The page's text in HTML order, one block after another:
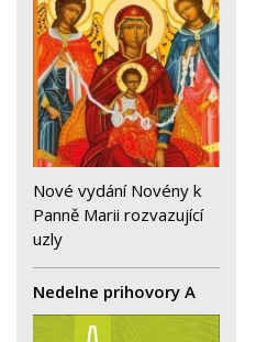
Nové vydání Novény k
Panně Marii rozvazující
uzly
Nedelne prihovory A